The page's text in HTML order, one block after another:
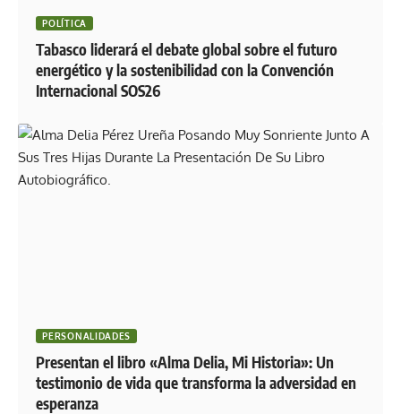
POLÍTICA
Tabasco liderará el debate global sobre el futuro
energético y la sostenibilidad con la Convención
Internacional SOS26
PERSONALIDADES
Presentan el libro «Alma Delia, Mi Historia»: Un
testimonio de vida que transforma la adversidad en
esperanza